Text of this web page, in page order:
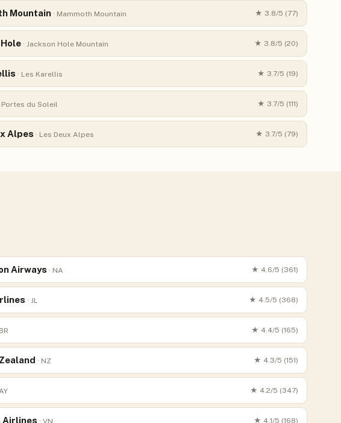
Mountain · Mammoth Mountain ★ 3.8/5 (77)
· Jackson Hole Mountain ★ 3.8/5 (20)
· Les Karellis ★ 3.7/5 (19)
Portes du Soleil ★ 3.7/5 (111)
Alpes · Les Deux Alpes ★ 3.7/5 (79)
Airways · NA ★ 4.6/5 (361)
· JL ★ 4.5/5 (368)
BR ★ 4.4/5 (165)
· NZ ★ 4.3/5 (151)
★ 4.2/5 (347)
Airlines · VN ★ 4.1/5 (168)